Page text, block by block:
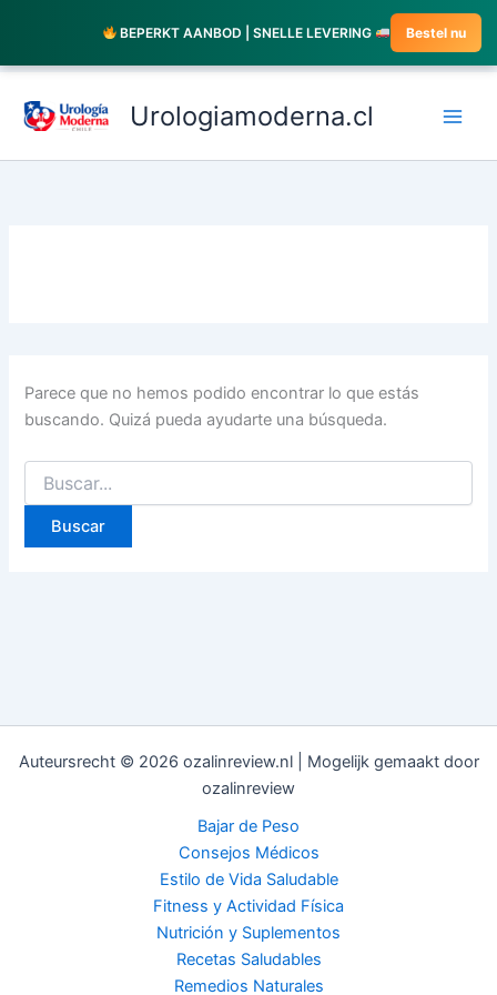
BEPERKT AANBOD | SNELLE LEVERING Bestel nu
contenido
Urologiamoderna.cl
Parece que no hemos podido encontrar lo que estás
buscando. Quizá pueda ayudarte una búsqueda.
por:
Auteursrecht © 2026 ozalinreview.nl | Mogelijk gemaakt door
ozalinreview
Bajar de Peso
Consejos Médicos
Estilo de Vida Saludable
Fitness y Actividad Física
Nutrición y Suplementos
Recetas Saludables
Remedios Naturales